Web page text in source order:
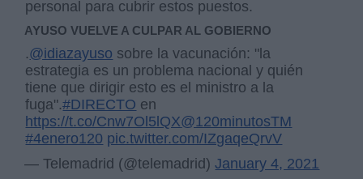
personal para cubrir estos puestos.
AYUSO VUELVE A CULPAR AL GOBIERNO
.@idiazayuso sobre la vacunación: "la
estrategia es un problema nacional y quién
tiene que dirigir esto es el ministro a la
fuga".#DIRECTO en
https://t.co/Cnw7Ol5lQX@120minutosTM
#4enero120 pic.twitter.com/IZgaqeQrvV
— Telemadrid (@telemadrid)January 4, 2021